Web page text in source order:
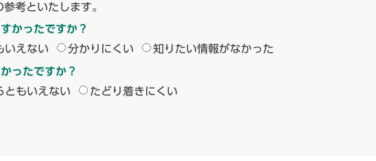
考といたします。
かったですか？
いえない 分かりにくい 知りたい情報がなかった
ったですか？
ともいえない たどり着きにくい